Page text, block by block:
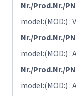
Nr./Prod.Nr./
model:(MOD:) :
Nr./Prod.Nr./
model:(MOD:) :
Nr./Prod.Nr./
model:(MOD:) :